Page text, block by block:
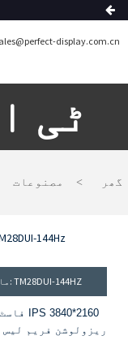
display.com.cn
ٹی
گھر مصنوعات
ماڈل: TM28DUI-144HZ
ریزولوشن فریم لیس